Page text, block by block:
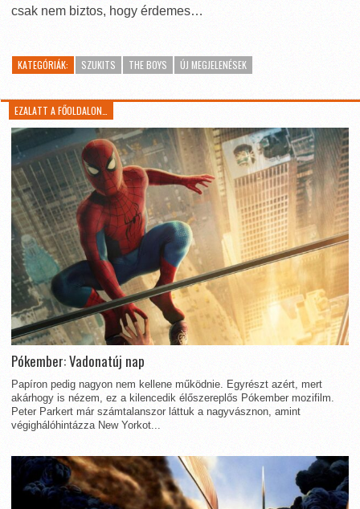
csak nem biztos, hogy érdemes…
KATEGÓRIÁK: SZUKITS THE BOYS ÚJ MEGJELENÉSEK
EZALATT A FŐOLDALON…
Pókember: Vadonatúj nap
Papíron pedig nagyon nem kellene működnie. Egyrészt azért, mert
akárhogy is nézem, ez a kilencedik élőszereplős Pókember mozifilm.
Peter Parkert már számtalanszor láttuk a nagyvásznon, amint
végighálóhintázza New Yorkot...